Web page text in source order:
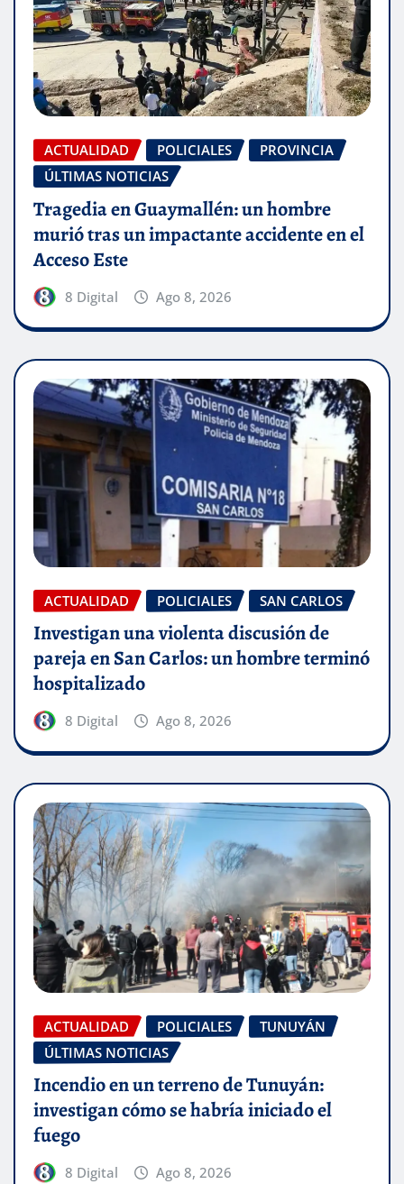
ACTUALIDAD POLICIALES
PROVINCIA
ÚLTIMAS NOTICIAS
Tragedia en Guaymallén: un hombre
murió tras un impactante accidente en el
Acceso Este
8 Digital Ago 8, 2026
ACTUALIDAD POLICIALES SAN CARLOS
Investigan una violenta discusión de
pareja en San Carlos: un hombre terminó
hospitalizado
8 Digital Ago 8, 2026
ACTUALIDAD POLICIALES
TUNUYÁN
ÚLTIMAS NOTICIAS
Incendio en un terreno de Tunuyán:
investigan cómo se habría iniciado el
fuego
8 Digital Ago 8, 2026